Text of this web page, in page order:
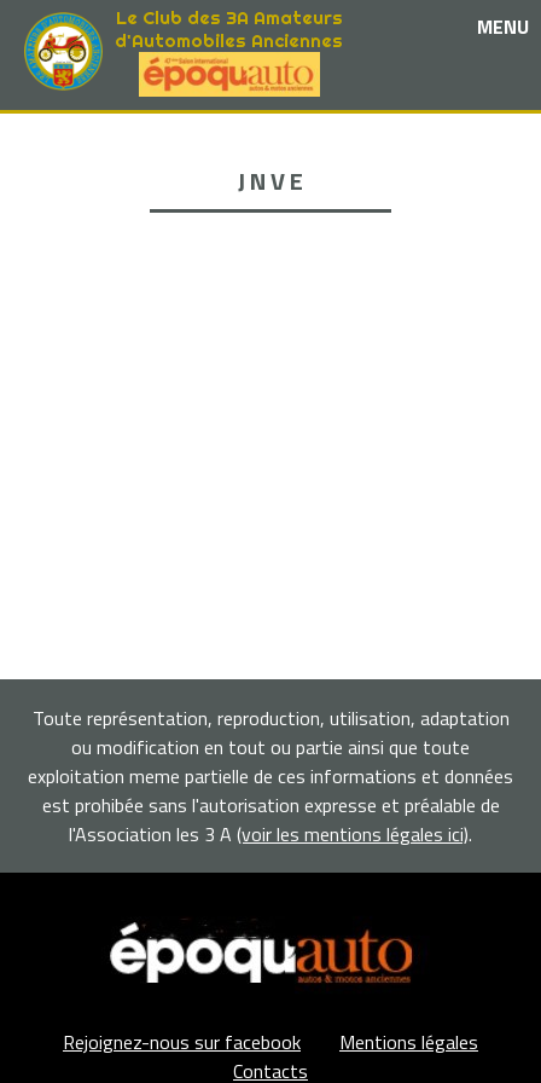
MENU
Le Club des 3A Amateurs
d'Automobiles Anciennes
J N V E
Toute représentation, reproduction, utilisation, adaptation
ou modification en tout ou partie ainsi que toute
exploitation meme partielle de ces informations et données
est prohibée sans l'autorisation expresse et préalable de
l'Association les 3 A (voir les mentions légales ici).
Rejoignez-nous sur facebook
Mentions légales
Contacts